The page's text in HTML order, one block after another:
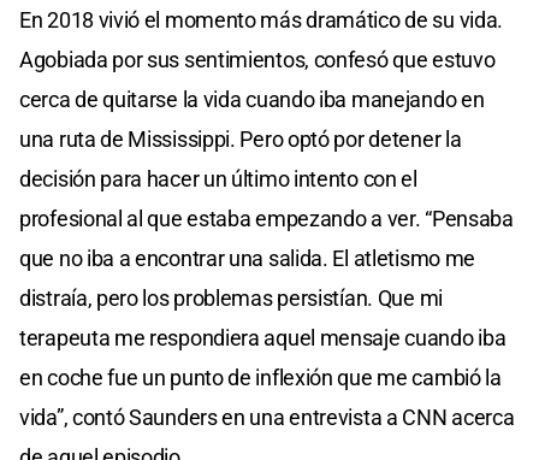
En 2018 vivió el momento más dramático de su vida.
Agobiada por sus sentimientos, confesó que estuvo
cerca de quitarse la vida cuando iba manejando en
una ruta de Mississippi. Pero optó por detener la
decisión para hacer un último intento con el
profesional al que estaba empezando a ver. “Pensaba
que no iba a encontrar una salida. El atletismo me
distraía, pero los problemas persistían. Que mi
terapeuta me respondiera aquel mensaje cuando iba
en coche fue un punto de inflexión que me cambió la
vida”, contó Saunders en una entrevista a CNN acerca